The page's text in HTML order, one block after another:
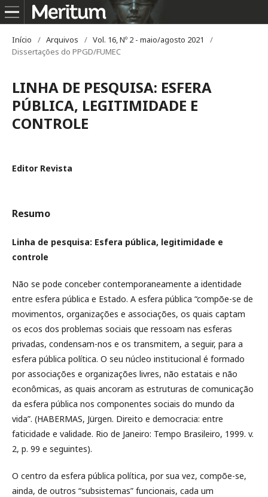
Início / Arquivos / Vol. 16, Nº 2 - maio/agosto 2021
/
Dissertações do PPGD/FUMEC
LINHA DE PESQUISA: ESFERA
PÚBLICA, LEGITIMIDADE E
CONTROLE
Editor Revista
Resumo
Linha de pesquisa: Esfera pública, legitimidade e
controle
Não se pode conceber contemporaneamente a identidade
entre esfera pública e Estado. A esfera pública “compõe-se de
movimentos, organizações e associações, os quais captam
os ecos dos problemas sociais que ressoam nas esferas
privadas, condensam-nos e os transmitem, a seguir, para a
esfera pública política. O seu núcleo institucional é formado
por associações e organizações livres, não estatais e não
econômicas, as quais ancoram as estruturas de comunicação
da esfera pública nos componentes sociais do mundo da
vida”. (HABERMAS, Jürgen. Direito e democracia: entre
faticidade e validade. Rio de Janeiro: Tempo Brasileiro, 1999. v.
2, p. 99 e seguintes).
O centro da esfera pública política, por sua vez, compõe-se,
ainda, de outros “subsistemas” funcionais, cada um